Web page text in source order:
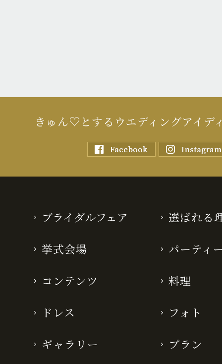
きゅん♡とするウエディングアイデ
ブライダルフェア 選ばれる
挙式会場 パーティ
コンテンツ 料理
ドレス フォト
ギャラリー プラン